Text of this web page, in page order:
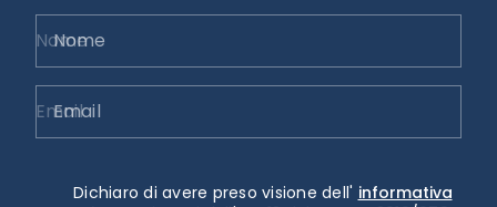
Nome
Email
Dichiaro di avere preso visione dell' informativa